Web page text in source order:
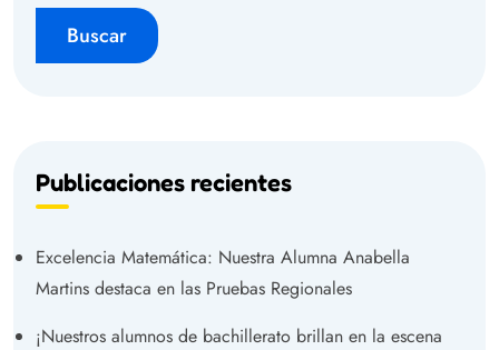
Buscar
Publicaciones recientes
Excelencia Matemática: Nuestra Alumna Anabella
Martins destaca en las Pruebas Regionales
¡Nuestros alumnos de bachillerato brillan en la escena